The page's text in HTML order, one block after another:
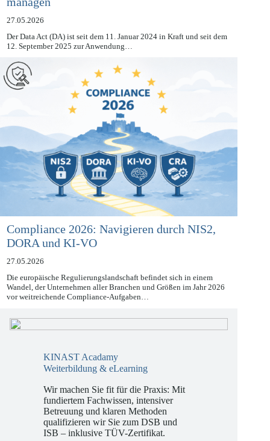
managen
27.05.2026
Der Data Act (DA) ist seit dem 11. Januar 2024 in Kraft und seit dem
12. September 2025 zur Anwendung…
Compliance 2026: Navigieren durch NIS2,
DORA und KI-VO
27.05.2026
Die europäische Regulierungslandschaft befindet sich in einem
Wandel, der Unternehmen aller Branchen und Größen im Jahr 2026
KINAST Acadamy
Wir machen Sie fit für die Praxis: Mit
fundiertem Fachwissen, intensiver
Betreuung und klaren Methoden
qualifizieren wir Sie zum DSB und